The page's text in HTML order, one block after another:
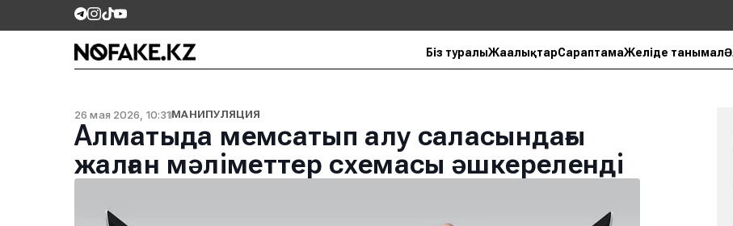
Біз туралыЖаңалықтарСараптамаЖеліде танымал
26 мая 2026, 10:31МАНИПУЛЯЦИЯ
Алматыда мемсатып алу саласындағы
жалған мәліметтер схемасы әшкереленді